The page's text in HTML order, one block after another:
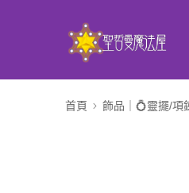
首頁 飾品｜💍靈擺/項